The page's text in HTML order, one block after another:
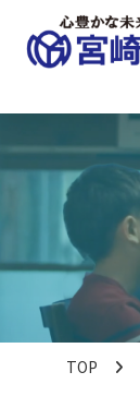
TOP